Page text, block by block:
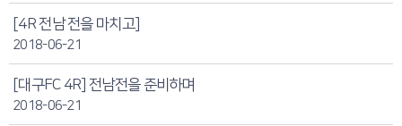
[4R 전남 전을 마치고]
2018-06-21
[대구FC 4R] 전남전을 준비하며
2018-06-21